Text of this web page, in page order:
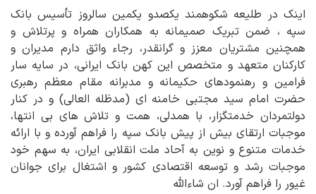
اینک در طلیعه شکوهمند یکصدو یکمین سالروز تأسیس بانک
سپه ، ضمن تبریک صمیمانه به همکاران همراه و پرتلاش و
همچنین مشتریان معزز و گرانقدر، رجاء واثق دارم مدیران و
کارکنان متعهد و متخصص این کهن بانک ایرانی، در سایه سار
فرامین و رهنمودهای حکیمانه و مدبرانه مقام معظم رهبری
حضرت امام سید مجتبی خامنه ای (مدظله العالی) و در کنار
دولتمردان خدمتگزار، با همدلی، همت و تلاش های بی انتها،
موجبات ارتقای بیش از پیش بانک سپه را فراهم آورده و با ارائه
خدمات متنوع و نوین به آحاد ملت انقلابی ایران، به سهم خود
موجبات رشد و توسعه اقتصادی کشور و اشتغال برای جوانان
غیور را فراهم آورد. ان شاءالله